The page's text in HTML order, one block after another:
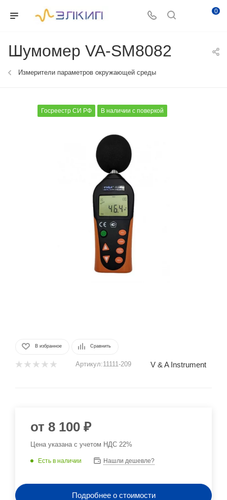
0
Шумомер VA-SM8082
Измерители параметров окружающей среды
Госреестр СИ РФ В наличии с поверкой
В избранное Сравнить
Артикул:11111-209 V & A Instrument
от 8 100 ₽
Цена указана с учетом НДС 22%
Есть в наличии Нашли дешевле?
Подробнее о стоимости